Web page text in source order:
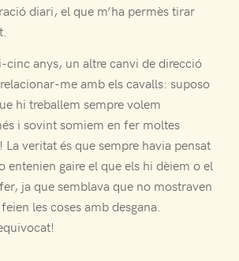
diari, el que m’ha permès tirar
cinc anys, un altre canvi de direcció
me amb els cavalls: suposo
hi treballem sempre volem
i sovint somiem en fer moltes
veritat és que sempre havia pensat
entenien gaire el que els hi dèiem o el
ja que semblava que no mostraven
les coses amb desgana.